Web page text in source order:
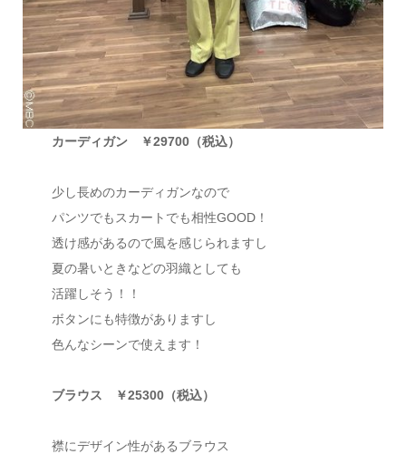
カーディガン ￥29700（税込）
少し長めのカーディガンなので
パンツでもスカートでも相性GOOD！
透け感があるので風を感じられますし
夏の暑いときなどの羽織としても
活躍しそう！！
ボタンにも特徴がありますし
色んなシーンで使えます！
ブラウス ￥25300（税込）
襟にデザイン性があるブラウス